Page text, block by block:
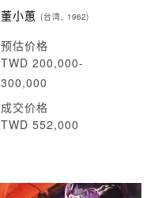
董小蕙 (台湾, 1962)
预估价格
TWD 200,000-
300,000
成交价格
TWD 552,000